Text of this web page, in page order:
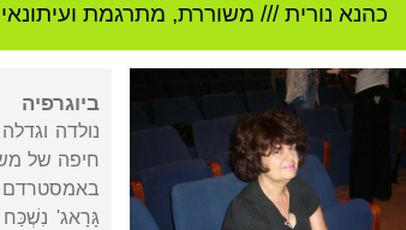
כהנא נורית/// משוררת, מתרגמת
ביוגרפיה
נולדה
חיפה של
באמסטרדם